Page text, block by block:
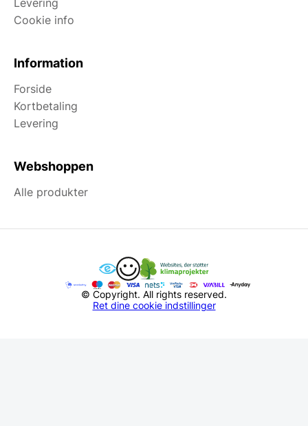
Levering
Cookie info
Information
Forside
Kortbetaling
Levering
Webshoppen
Alle produkter
© Copyright. All rights reserved.
Ret dine cookie indstillinger